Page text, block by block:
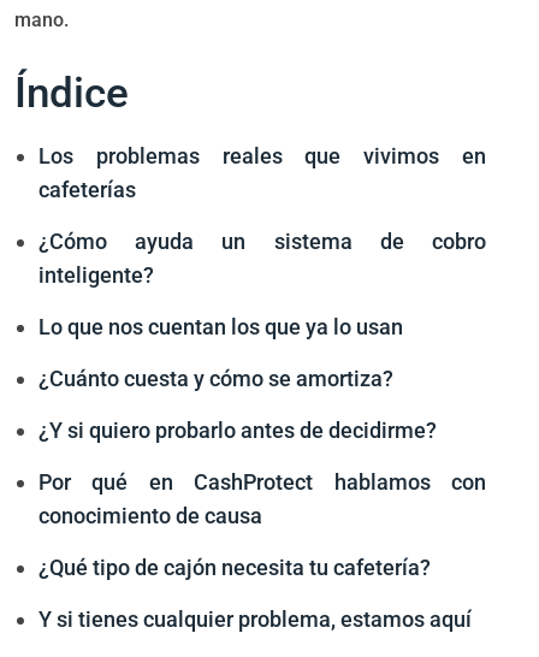
mano.
Índice
Los problemas reales que vivimos en
cafeterías
¿Cómo ayuda un sistema de cobro
inteligente?
Lo que nos cuentan los que ya lo usan
¿Cuánto cuesta y cómo se amortiza?
¿Y si quiero probarlo antes de decidirme?
Por qué en CashProtect hablamos con
conocimiento de causa
¿Qué tipo de cajón necesita tu cafetería?
Y si tienes cualquier problema, estamos aquí